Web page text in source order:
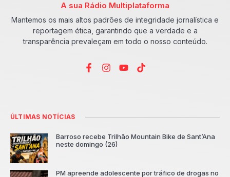
A sua Rádio Multiplataforma
Mantemos os mais altos padrões de integridade jornalística e
reportagem ética, garantindo que a verdade e a
transparência prevaleçam em todo o nosso conteúdo.
ÚLTIMAS NOTÍCIAS
Barroso recebe Trilhão Mountain Bike de Sant’Ana
neste domingo (26)
PM apreende adolescente por tráfico de drogas no